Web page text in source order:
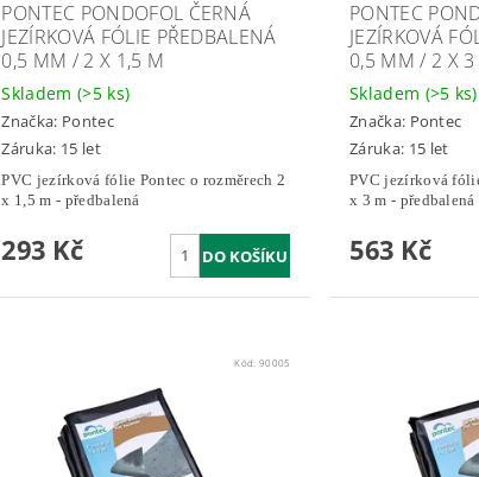
PONTEC PONDOFOL ČERNÁ
JEZÍRKOVÁ FÓLIE PŘEDBALENÁ
0,5 MM / 2 X 1,5 M
Skladem (>5 ks)
Značka: Pontec
Záruka: 15 let
PVC jezírková fólie Pontec o rozměrech 2
x 1,5 m - předbalená
293 Kč
PONTEC
JEZÍRKOVÁ
0,5 MM / 2 X
Skladem (>5 ks)
Značka: Pontec
Záruka: 15 let
PVC jezírková
x 3 m - předbalená
563 Kč
Kód: 90005